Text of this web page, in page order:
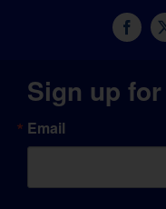
Sign up
Email